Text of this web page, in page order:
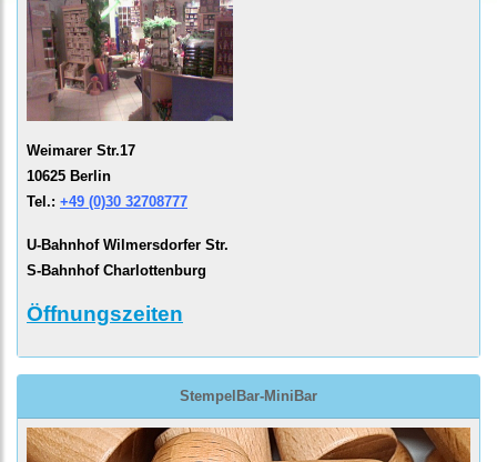
Weimarer Str.17
10625 Berlin
Tel.: +49 (0)30 32708777
U-Bahnhof Wilmersdorfer Str.
S-Bahnhof Charlottenburg
Öffnungszeiten
StempelBar-MiniBar